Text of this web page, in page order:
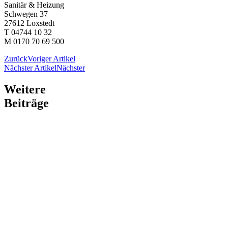
Sanitär & Heizung
Schwegen 37
27612 Loxstedt
T 04744 10 32
M 0170 70 69 500
ZurückVoriger Artikel
Nächster ArtikelNächster
Weitere
Beiträge